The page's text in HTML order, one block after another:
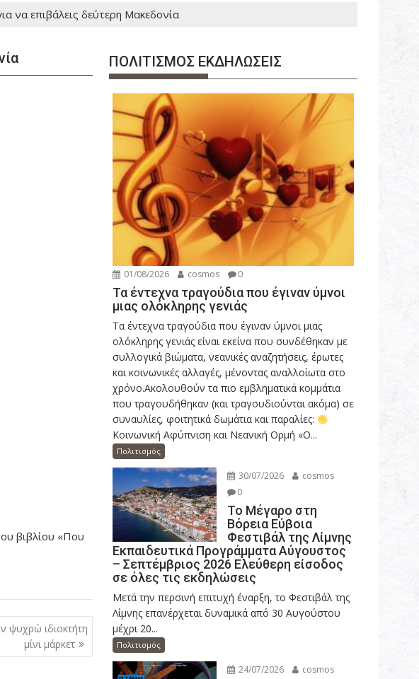
να επιβάλεις δεύτερη Μακεδονία
βιβλίου «Που
ψυχρώ ιδιοκτήτη
μίνι μάρκετ
ΠΟΛΙΤΙΣΜΟΣ ΕΚΔΗΛΩΣΕΙΣ
01/08/2026 cosmos 0
Τα έντεχνα τραγούδια που έγιναν ύμνοι
μιας ολόκληρης γενιάς
Τα έντεχνα τραγούδια που έγιναν ύμνοι μιας
ολόκληρης γενιάς είναι εκείνα που συνδέθηκαν με
συλλογικά βιώματα, νεανικές αναζητήσεις, έρωτες
και κοινωνικές αλλαγές, μένοντας αναλλοίωτα στο
χρόνο.Ακολουθούν τα πιο εμβληματικά κομμάτια
που τραγουδήθηκαν (και τραγουδιούνται ακόμα) σε
συναυλίες, φοιτητικά δωμάτια και παραλίες:
Κοινωνική Αφύπνιση και Νεανική Ορμή «Ο...
Πολιτισμός
30/07/2026
cosmos
0
Το Μέγαρο στη
Βόρεια Εύβοια
Φεστιβάλ της Λίμνης
Εκπαιδευτικά Προγράμματα Αύγουστος
– Σεπτέμβριος 2026 Ελεύθερη είσοδος
σε όλες τις εκδηλώσεις
Μετά την περσινή επιτυχή έναρξη, το Φεστιβάλ της
Λίμνης επανέρχεται δυναμικά από 30 Αυγούστου
μέχρι 20...
Πολιτισμός
24/07/2026
cosmos